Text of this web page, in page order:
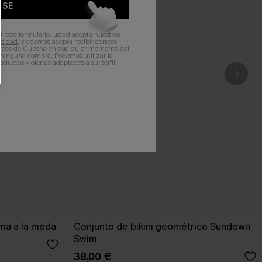
a la moda
Conjunto de bikini geométrico Sundown
Swim
38,00 €
formulario, usted acepta nuestros
, y además acepta recibir correos
de Cupshe en cualquier momento del
compra. Podemos utilizar la
y ofertas adaptados a su perfil.